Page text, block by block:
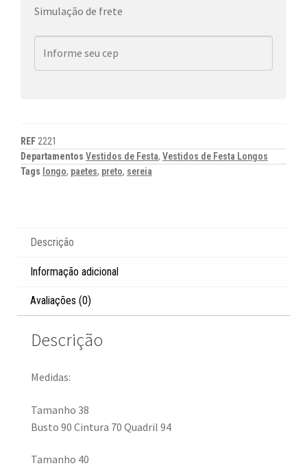
Simulação de frete
REF2221
Departamentos Vestidos de Festa, Vestidos de Festa Longos
Tags longo, paetes, preto, sereia
Descrição
Informação adicional
Avaliações (0)
Descrição
Medidas:
Tamanho 38
Busto 90 Cintura 70 Quadril 94
Tamanho 40